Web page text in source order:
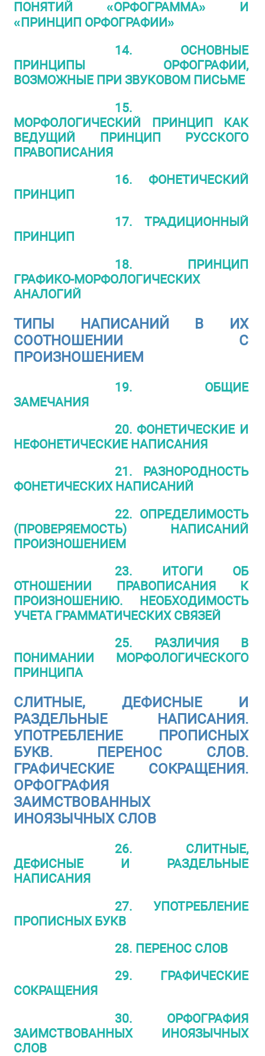
ПОНЯТИЙ «ОРФОГРАММА» И
«ПРИНЦИП ОРФОГРАФИИ»
14. ОСНОВНЫЕ
ПРИНЦИПЫ ОРФОГРАФИИ,
ВОЗМОЖНЫЕ ПРИ ЗВУКОВОМ ПИСЬМЕ
15.
МОРФОЛОГИЧЕСКИЙ ПРИНЦИП КАК
ВЕДУЩИЙ ПРИНЦИП РУССКОГО
ПРАВОПИСАНИЯ
16. ФОНЕТИЧЕСКИЙ
ПРИНЦИП
17. ТРАДИЦИОННЫЙ
ПРИНЦИП
18. ПРИНЦИП
ГРАФИКО-МОРФОЛОГИЧЕСКИХ
АНАЛОГИЙ
ТИПЫ НАПИСАНИЙ В ИХ
СООТНОШЕНИИ С
ПРОИЗНОШЕНИЕМ
19. ОБЩИЕ
ЗАМЕЧАНИЯ
20. ФОНЕТИЧЕСКИЕ И
НЕФОНЕТИЧЕСКИЕ НАПИСАНИЯ
21. РАЗНОРОДНОСТЬ
ФОНЕТИЧЕСКИХ НАПИСАНИЙ
22. ОПРЕДЕЛИМОСТЬ
(ПРОВЕРЯЕМОСТЬ) НАПИСАНИЙ
ПРОИЗНОШЕНИЕМ
23. ИТОГИ ОБ
ОТНОШЕНИИ ПРАВОПИСАНИЯ К
ПРОИЗНОШЕНИЮ. НЕОБХОДИМОСТЬ
УЧЕТА ГРАММАТИЧЕСКИХ СВЯЗЕЙ
25. РАЗЛИЧИЯ В
ПОНИМАНИИ МОРФОЛОГИЧЕСКОГО
ПРИНЦИПА
СЛИТНЫЕ, ДЕФИСНЫЕ И
РАЗДЕЛЬНЫЕ НАПИСАНИЯ.
УПОТРЕБЛЕНИЕ ПРОПИСНЫХ
БУКВ. ПЕРЕНОС СЛОВ.
ГРАФИЧЕСКИЕ СОКРАЩЕНИЯ.
ОРФОГРАФИЯ
ЗАИМСТВОВАННЫХ
ИНОЯЗЫЧНЫХ СЛОВ
26. СЛИТНЫЕ,
ДЕФИСНЫЕ И РАЗДЕЛЬНЫЕ
НАПИСАНИЯ
27. УПОТРЕБЛЕНИЕ
ПРОПИСНЫХ БУКВ
28. ПЕРЕНОС СЛОВ
29. ГРАФИЧЕСКИЕ
СОКРАЩЕНИЯ
30. ОРФОГРАФИЯ
ЗАИМСТВОВАННЫХ ИНОЯЗЫЧНЫХ
СЛОВ